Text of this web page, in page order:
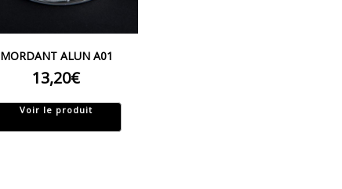
MORDANT ALUN A01
13,20€
Voir le produit